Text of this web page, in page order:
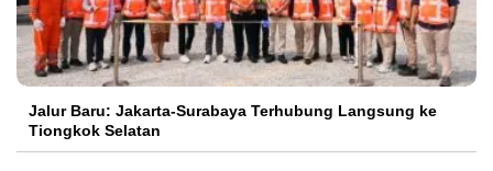
Jalur Baru: Jakarta-Surabaya Terhubung Langsung ke
Tiongkok Selatan